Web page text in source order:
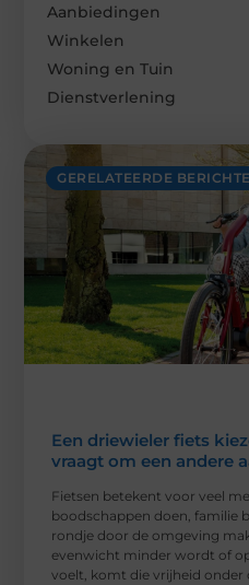
GERELATEERDE
Een driewieler fiets
vraagt om een andere
Fietsen betekent voor veel
boodschappen doen, familie
rondje door de omgeving
evenwicht minder wordt of
voelt, komt die vrijheid onder
Aanbiedingen
Winkelen
Woning en Tuin
Dienstverlening